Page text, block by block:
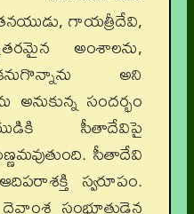
గాయత్రీదేవి,
అంశాలను,
అని
సందర్భం
సీతాదేవిపై
సీతాదేవి
స్వరూపం.